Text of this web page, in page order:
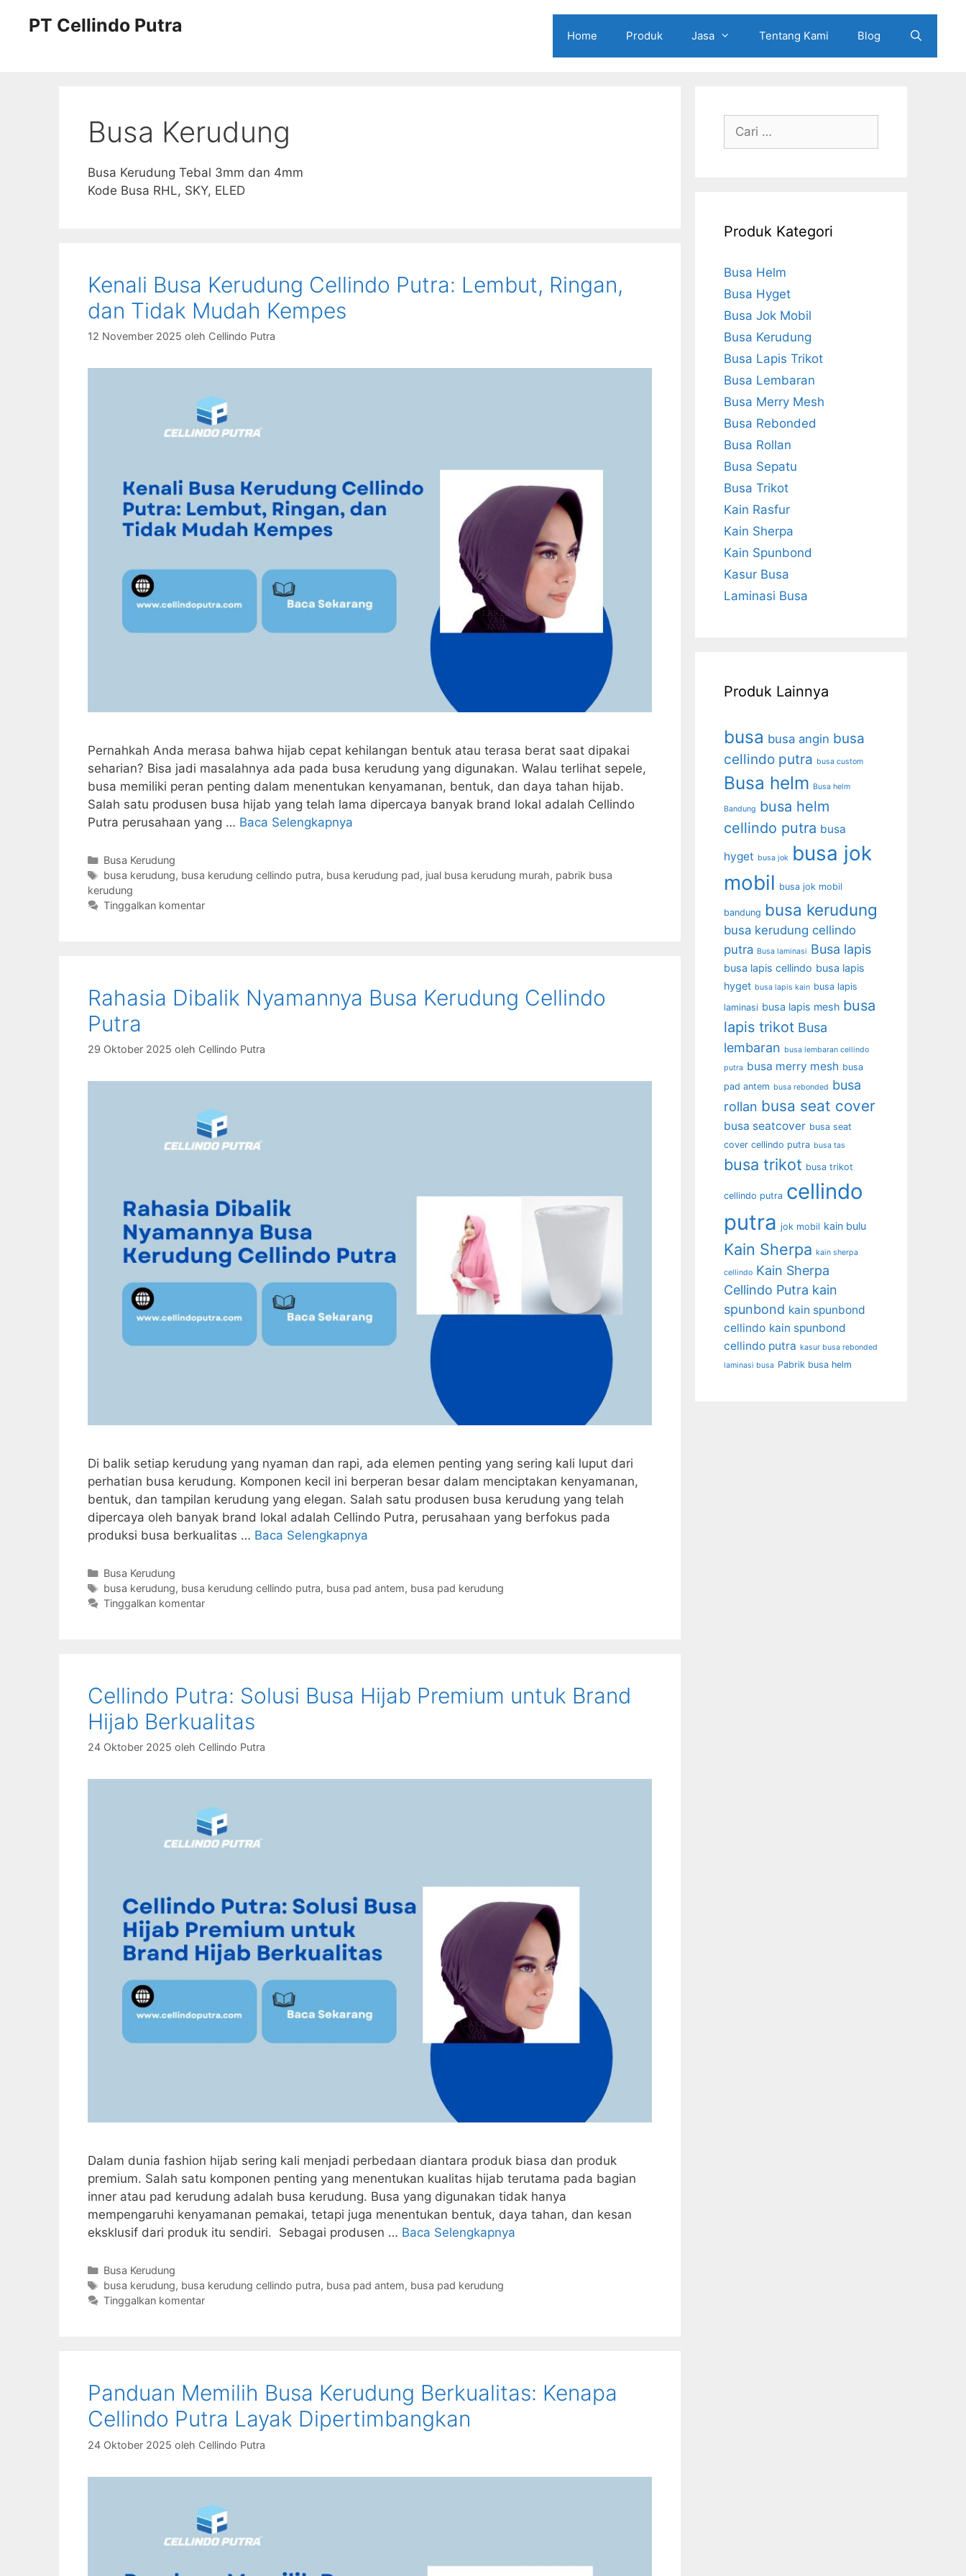
PT Cellindo Putra Home Produk Jasa Tentang Kami Blog
Busa Kerudung
Busa Kerudung Tebal 3mm dan 4mm
Kode Busa RHL, SKY, ELED
Kenali Busa Kerudung Cellindo Putra: Lembut, Ringan,
dan Tidak Mudah Kempes
12 November 2025 oleh Cellindo Putra
Pernahkah Anda merasa bahwa hijab cepat kehilangan bentuk atau terasa berat saat dipakai
seharian? Bisa jadi masalahnya ada pada busa kerudung yang digunakan. Walau terlihat sepele,
busa memiliki peran penting dalam menentukan kenyamanan, bentuk, dan daya tahan hijab.
Salah satu produsen busa hijab yang telah lama dipercaya banyak brand lokal adalah Cellindo
Putra perusahaan yang … Baca Selengkapnya
Kategori
Busa Kerudung
Tag
busa kerudung, busa kerudung cellindo putra, busa kerudung pad, jual busa kerudung murah, pabrik busa
kerudung
Tinggalkan komentar
Rahasia Dibalik Nyamannya Busa Kerudung Cellindo
Putra
29 Oktober 2025 oleh Cellindo Putra
Di balik setiap kerudung yang nyaman dan rapi, ada elemen penting yang sering kali luput dari
perhatian busa kerudung. Komponen kecil ini berperan besar dalam menciptakan kenyamanan,
bentuk, dan tampilan kerudung yang elegan. Salah satu produsen busa kerudung yang telah
dipercaya oleh banyak brand lokal adalah Cellindo Putra, perusahaan yang berfokus pada
produksi busa berkualitas … Baca Selengkapnya
Kategori
Busa Kerudung
Tag
busa kerudung, busa kerudung cellindo putra, busa pad antem, busa pad kerudung
Tinggalkan komentar
Cellindo Putra: Solusi Busa Hijab Premium untuk Brand
Hijab Berkualitas
24 Oktober 2025 oleh Cellindo Putra
Dalam dunia fashion hijab sering kali menjadi perbedaan diantara produk biasa dan produk
premium. Salah satu komponen penting yang menentukan kualitas hijab terutama pada bagian
inner atau pad kerudung adalah busa kerudung. Busa yang digunakan tidak hanya
mempengaruhi kenyamanan pemakai, tetapi juga menentukan bentuk, daya tahan, dan kesan
eksklusif dari produk itu sendiri. Sebagai produsen … Baca Selengkapnya
Kategori
Busa Kerudung
Tag
busa kerudung, busa kerudung cellindo putra, busa pad antem, busa pad kerudung
Tinggalkan komentar
Panduan Memilih Busa Kerudung Berkualitas: Kenapa
Cellindo Putra Layak Dipertimbangkan
24 Oktober 2025 oleh Cellindo Putra
Cari
Produk Kategori
Busa Helm
Busa Hyget
Busa Jok Mobil
Busa Kerudung
Busa Lapis Trikot
Busa Lembaran
Busa Merry Mesh
Busa Rebonded
Busa Rollan
Busa Sepatu
Busa Trikot
Kain Rasfur
Kain Sherpa
Kain Spunbond
Kasur Busa
Laminasi Busa
Produk Lainnya
busa busa angin busa
cellindo putra busa custom
Busa helm Busa helm
Bandung busa helm
cellindo putra busa
hyget busa jok busa jok
mobil busa jok mobil
bandung busa kerudung
busa kerudung cellindo
putra Busa laminasi Busa lapis
busa lapis cellindo busa lapis
hyget busa lapis kain busa lapis
laminasi busa lapis mesh busa
lapis trikot Busa
lembaran busa lembaran cellindo
putra busa merry mesh busa
pad antem busa rebonded busa
rollan busa seat cover
busa seatcover busa seat
cover cellindo putra busa tas
busa trikot busa trikot
cellindo putra cellindo
putra jok mobil kain bulu
Kain Sherpa kain sherpa
cellindo Kain Sherpa
Cellindo Putra kain
spunbond kain spunbond
cellindo kain spunbond
cellindo putra kasur busa rebonded
laminasi busa Pabrik busa helm